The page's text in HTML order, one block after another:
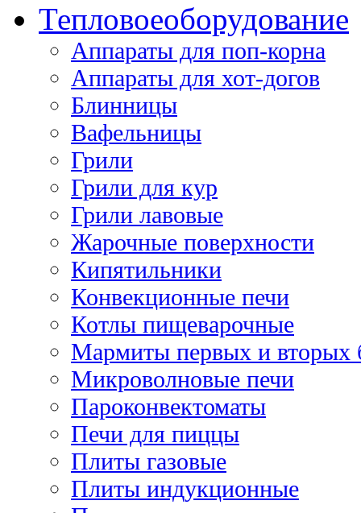
Тепловоеоборудование
Аппараты для поп-корна
Аппараты для хот-догов
Блинницы
Вафельницы
Грили
Грили для кур
Грили лавовые
Жарочные поверхности
Кипятильники
Конвекционные печи
Котлы пищеварочные
Мармиты первых и вторых
Микроволновые печи
Пароконвектоматы
Печи для пиццы
Плиты газовые
Плиты индукционные